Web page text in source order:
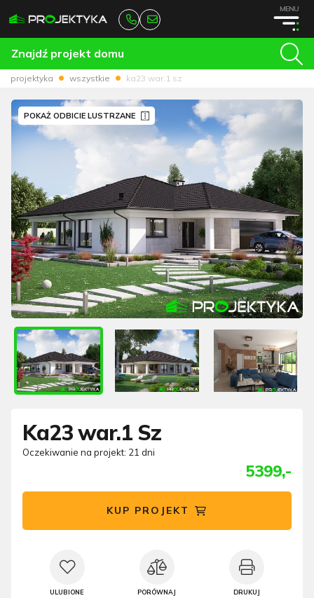
MENU
Znajdź projekt domu
projektyka wszystkie ka23 war.1 sz
POKAŻ ODBICIE LUSTRZANE
Ka23 war.1 Sz
Oczekiwanie na projekt: 21 dni
5399,-
KUP PROJEKT
ULUBIONE PORÓWNAJ DRUKUJ